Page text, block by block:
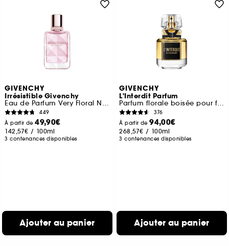
GIVENCHY
Irrésistible Givenchy
Eau de Parfum Very Floral Notes Florales Boisées
449
À partir de49,90€
142,57€ / 100ml
3 contenances disponibles
Ajouter au panier
GIVENCHY
L'Interdit Parfum
Parfum florale boisée pour femme
376
À partir de94,00€
268,57€ / 100ml
3 contenances disponibles
Ajouter au panier